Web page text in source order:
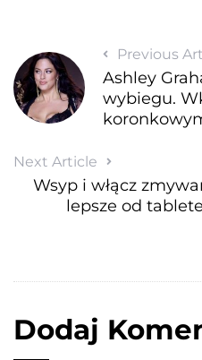
Previous
Ashley
wybiegu.
Next Article
Wsyp i włącz
lepsze od
Dodaj